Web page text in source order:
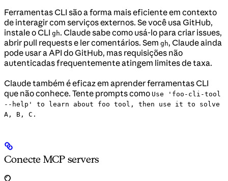
Ferramentas CLI são a forma mais eficiente em contexto
de interagir com serviços externos. Se você usa GitHub,
instale o CLI gh. Claude sabe como usá-lo para criar issues,
abrir pull requests e ler comentários. Sem gh, Claude ainda
pode usar a API do GitHub, mas requisições não
autenticadas frequentemente atingem limites de taxa.
Claude também é eficaz em aprender ferramentas CLI
que não conhece. Tente prompts como Use 'foo-cli-tool
--help' to learn about foo tool, then use it to solve
A, B, C.
Conecte MCP servers